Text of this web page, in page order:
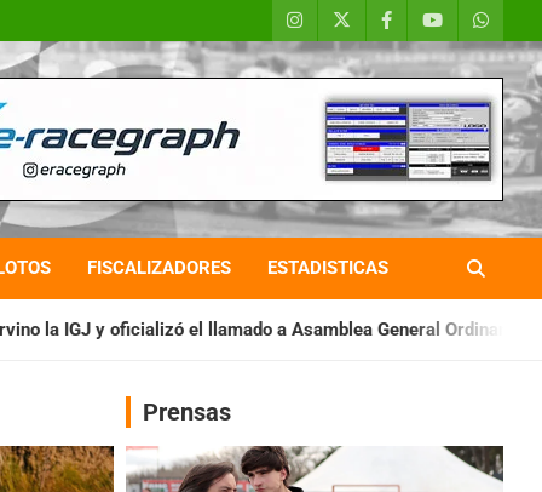
FISCALIZADORES ESTADISTICAS
a Asamblea General Ordinaria IAME SERIES
Prensas